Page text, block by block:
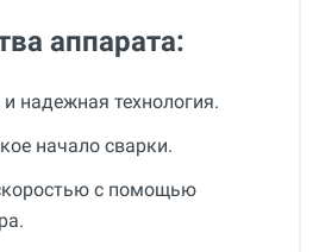
аппарата:
надежная технология.
начало сварки.
c помощью